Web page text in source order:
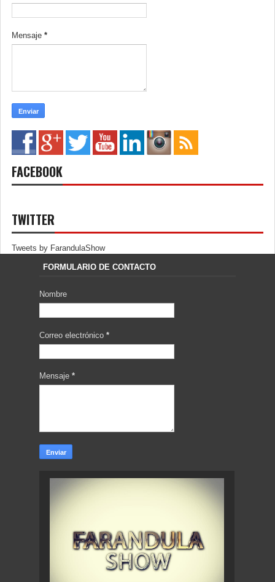
Mensaje *
FACEBOOK
TWITTER
Tweets by FarandulaShow
FORMULARIO DE CONTACTO
Nombre
Correo electrónico *
Mensaje *